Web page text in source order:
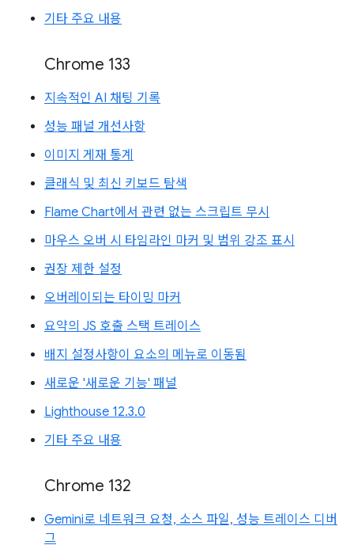
기타 주요 내용
Chrome 133
지속적인 AI 채팅 기록
성능 패널 개선사항
이미지 게재 통계
클래식 및 최신 키보드 탐색
Flame Chart에서 관련 없는 스크립트 무시
마우스 오버 시 타임라인 마커 및 범위 강조 표시
권장 제한 설정
오버레이되는 타이밍 마커
요약의 JS 호출 스택 트레이스
배지 설정사항이 요소의 메뉴로 이동됨
새로운 '새로운 기능' 패널
Lighthouse 12.3.0
기타 주요 내용
Chrome 132
Gemini로 네트워크 요청, 소스 파일, 성능 트레이스 디버
그